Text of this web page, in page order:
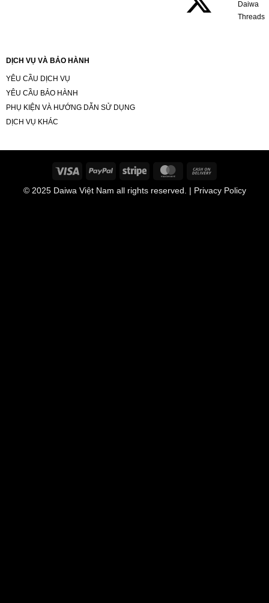
DỊCH VỤ VÀ BẢO HÀNH
YÊU CẦU DỊCH VỤ
YÊU CẦU BẢO HÀNH
PHỤ KIỆN VÀ HƯỚNG DẪN SỬ DỤNG
DỊCH VỤ KHÁC
Visa PayPal Stripe MasterCard
Delivery
© 2025 Daiwa Việt Nam all rights reserved. | Privacy Policy